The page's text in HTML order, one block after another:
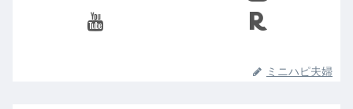
ミニハピ夫婦